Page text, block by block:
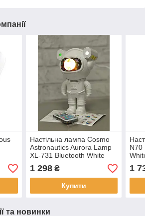
Настільна лампа Cosmo
Astronautics Aurora Lamp
XL-731 Bluetooth White
1 298₴
Купити
N70
1
та новинки